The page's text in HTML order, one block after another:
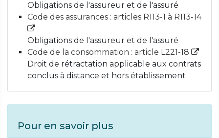
Obligations de l'assureur et de l'assuré
Code des assurances : articles R113-1 à R113-14
Obligations de l'assureur et de l'assuré
Code de la consommation : article L221-18
Droit de rétractation applicable aux contrats
conclus à distance et hors établissement
Pour en savoir plus